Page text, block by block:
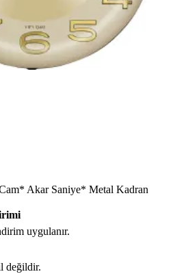
Akar Saniye* Metal Kadran
uygulanır.
değildir.